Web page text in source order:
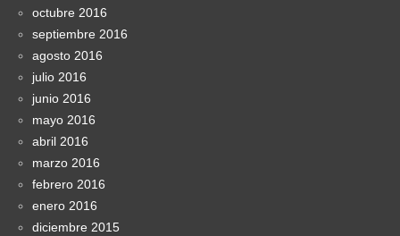
octubre 2016
septiembre 2016
agosto 2016
julio 2016
junio 2016
mayo 2016
abril 2016
marzo 2016
febrero 2016
enero 2016
diciembre 2015